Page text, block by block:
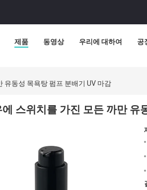
제품 동영상 우리에 대하여 공
유동성 목욕탕 펌프 분배기 UV 마감
에 스위치를 가진 모든 까만 유